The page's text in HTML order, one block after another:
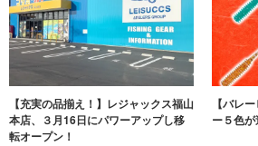
【充実の品揃え！】レジャックス福山
本店、３月16日にパワーアップし移
転オープン！
【バレ
ー５色